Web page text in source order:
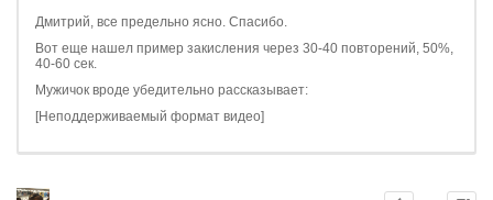
Дмитрий, все предельно ясно. Спасибо.
Вот еще нашел пример закисления через 30-40 повторений, 50%,
40-60 сек.
Мужичок вроде убедительно рассказывает:
[Неподдерживаемый формат видео]